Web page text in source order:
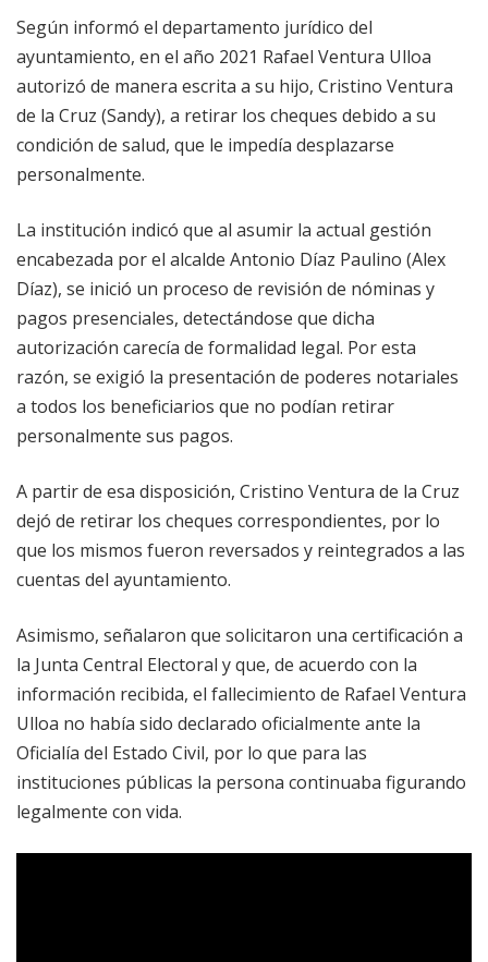
Según informó el departamento jurídico del
ayuntamiento, en el año 2021 Rafael Ventura Ulloa
autorizó de manera escrita a su hijo, Cristino Ventura
de la Cruz (Sandy), a retirar los cheques debido a su
condición de salud, que le impedía desplazarse
personalmente.
La institución indicó que al asumir la actual gestión
encabezada por el alcalde Antonio Díaz Paulino (Alex
Díaz), se inició un proceso de revisión de nóminas y
pagos presenciales, detectándose que dicha
autorización carecía de formalidad legal. Por esta
razón, se exigió la presentación de poderes notariales
a todos los beneficiarios que no podían retirar
personalmente sus pagos.
A partir de esa disposición, Cristino Ventura de la Cruz
dejó de retirar los cheques correspondientes, por lo
que los mismos fueron reversados y reintegrados a las
cuentas del ayuntamiento.
Asimismo, señalaron que solicitaron una certificación a
la Junta Central Electoral y que, de acuerdo con la
información recibida, el fallecimiento de Rafael Ventura
Ulloa no había sido declarado oficialmente ante la
Oficialía del Estado Civil, por lo que para las
instituciones públicas la persona continuaba figurando
legalmente con vida.